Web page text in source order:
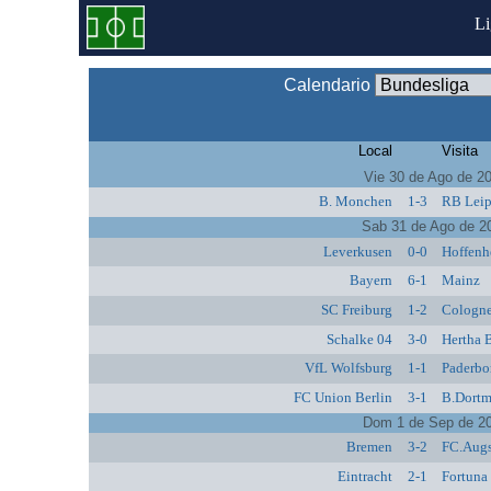
Calendario
Local Visita
Vie 30 de Ago de
B. Monchen
1-3 RB
Sab 31 de Ago de
Leverkusen
0-0
Bayern
6-1 Mainz
SC Freiburg
1-2
Schalke 04
3-0 Hertha
VfL Wolfsburg
1-1
FC Union Berlin
3-1
Dom 1 de Sep de
Bremen
3-2
Eintracht
2-1 Fortuna